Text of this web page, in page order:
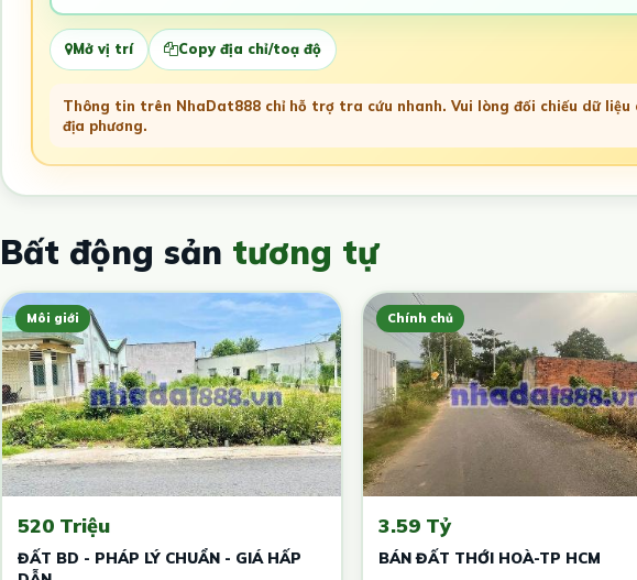
Mở vị trí Copy địa chỉ/toạ độ
Thông tin trên NhaDat888 chỉ hỗ trợ tra cứu nhanh. Vui lòng đối chiếu dữ liệu
địa phương.
Bất động sản tương tự
Môi giới
520 Triệu
ĐẤT BD - PHÁP LÝ CHUẨN - GIÁ HẤP
Chính chủ
3.59 Tỷ
BÁN ĐẤT THỚI HOÀ-TP HCM